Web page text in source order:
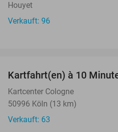
Houyet
Verkauft: 96
Kartfahrt(en) à 10
Kartcenter Cologne
50996 Köln (13 km)
Verkauft: 63